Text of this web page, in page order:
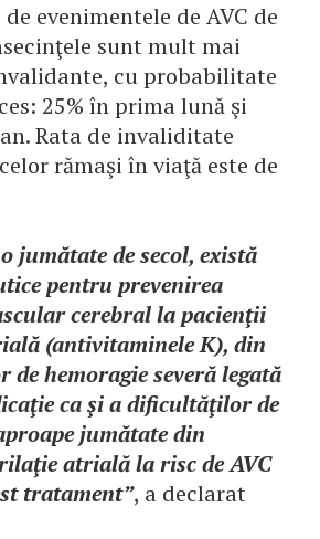
evenimentele de AVC de
sunt mult mai
cu probabilitate
25% în prima lună şi
Rata de invaliditate
rămaşi în viaţă este de
jumătate de secol, există
pentru prevenirea
cerebral la pacienţii
(antivitaminele K), din
hemoragie severă legată
ca şi a dificultăţilor de
jumătate din
atrială la risc de AVC
tratament”, a declarat